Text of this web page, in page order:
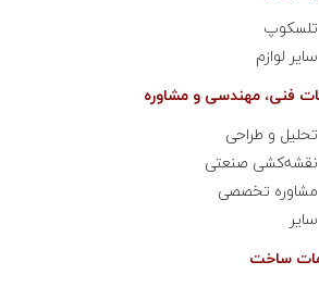
تلسکوپ
سایر لوازم
تحلیل و طراحی
نقشه‌کشی صنعتی
مشاوره تخصصی
سایر